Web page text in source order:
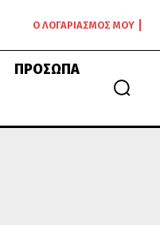
Ο ΛΟΓΑΡΙΑΣΜΌΣ ΜΟΥ
ΠΡΌΣΩΠΑ